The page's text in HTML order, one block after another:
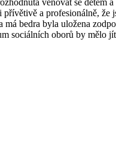
věnovat se
a profesionálně,
má bedra byla uložena
sociálních oborů by mělo